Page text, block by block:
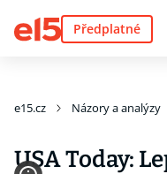
Předplatné
e15.cz Názory a analýzy
USA Today: